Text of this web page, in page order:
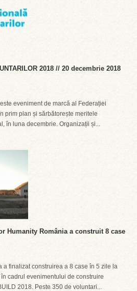
2018 // 20 decembrie 2018
eveniment de marcă al Federației
prim plan și sărbătorește meritele
în luna decembrie. Organizații și...
Humanity România a construit 8 case
a finalizat construirea a 8 case în 5 zile la
cadrul evenimentului de construire
2018. Peste 350 de voluntari...